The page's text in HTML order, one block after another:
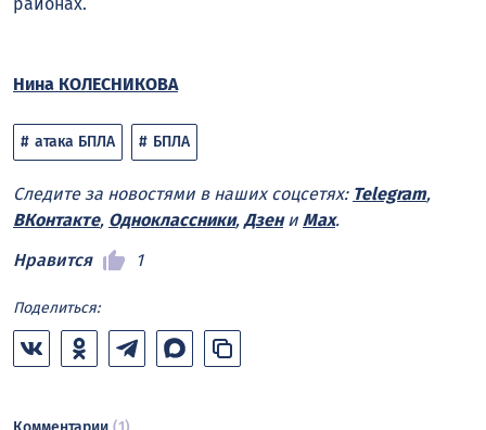
районах.
Нина КОЛЕСНИКОВА
атака БПЛА БПЛА
Следите за новостями в наших соцсетях: Telegram,
ВКонтакте, Одноклассники, Дзени Max.
Нравится
1
Поделиться: